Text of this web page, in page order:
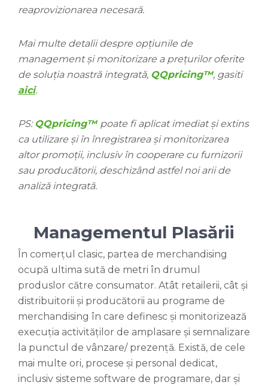
reaprovizionarea necesară.
Mai multe detalii despre opțiunile de
management și monitorizare a prețurilor oferite
de soluția noastră integrată, QQpricing™, gasiti
aici.
PS:QQpricing™ poate fi aplicat imediat și extins
ca utilizare și în înregistrarea și monitorizarea
altor promoții, inclusiv în cooperare cu furnizorii
sau producătorii, deschizând astfel noi arii de
analiză integrată.
Managementul Plasării
În comerțul clasic, partea de merchandising
ocupă ultima sută de metri în drumul
produslor către consumator. Atât retailerii, cât și
distribuitorii și producătorii au programe de
merchandising în care definesc și monitorizează
execuția activităților de amplasare și semnalizare
la punctul de vânzare/ prezență. Există, de cele
mai multe ori, procese și personal dedicat,
inclusiv sisteme software de programare, dar și